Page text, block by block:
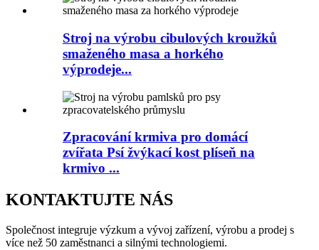
Stroj na výrobu cibulových kroužků
smaženého masa a horkého
výprodeje...
Zpracování krmiva pro domácí
zvířata Psí žvýkací kost plíseň na
krmivo ...
KONTAKTUJTE NÁS
Společnost integruje výzkum a vývoj zařízení, výrobu a prodej s
více než 50 zaměstnanci a silnými technologiemi.